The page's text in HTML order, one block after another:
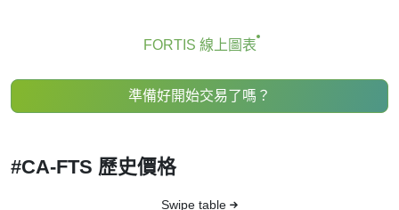
FORTIS 線上圖表
準備好開始交易了嗎？
#CA-FTS 歷史價格
Swipe table